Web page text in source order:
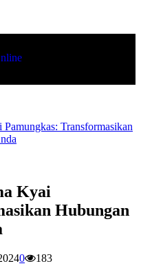
Transformasikan
Kyai
Hubungan
0
183